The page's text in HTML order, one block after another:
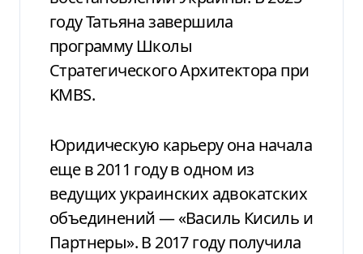
году Татьяна завершила
программу Школы
Стратегического Архитектора при
KMBS.
Юридическую карьеру она начала
еще в 2011 году в одном из
ведущих украинских адвокатских
объединений — «Василь Кисиль и
Партнеры». В 2017 году получила